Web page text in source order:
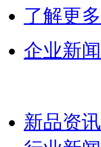
了解更多
企业新闻
新品资讯